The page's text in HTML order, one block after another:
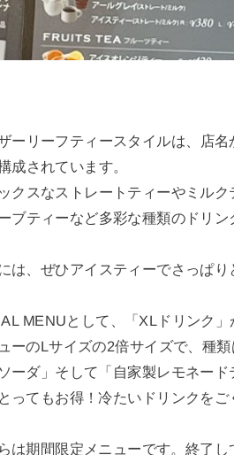
ーリーフティースタイルは、店
成されています。
クスなストレートティーやミル
ブティーなど多彩な種類のドリ
は、ぜひアイスティーでさっぱ
MENUとして、「XLドリンク」
ーのLサイズの2倍サイズで、種
ーダ」そして「自家製レモネー
ってもお得！冷たいドリンクを
は期間限定メニューです。終了し